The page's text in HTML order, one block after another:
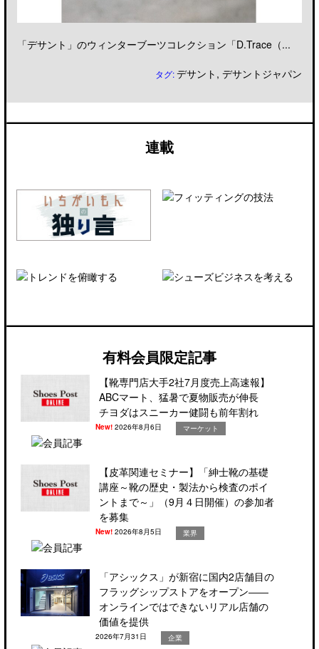
「デサント」のウィンターブーツコレクション「D.Trace（...
タグ:デサント ,デサントジャパン
連載
有料会員限定記事
【靴専門店大手2社7月度売上高速報】
ABCマート、猛暑で夏物販売が伸長
チヨダはスニーカー健闘も前年割れ
New!2026年8月6日 マーケット
【皮革関連セミナー】「紳士靴の基礎
講座～靴の歴史・製法から検査のポイ
ントまで～」（9月４日開催）の参加者
を募集
New!2026年8月5日 業界
「アシックス」が新宿に国内2店舗目の
フラッグシップストアをオープン――
オンラインではできないリアル店舗の
価値を提供
2026年7月31日 企業